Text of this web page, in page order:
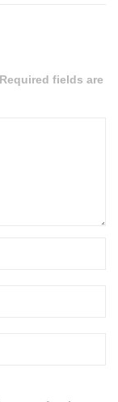
fields are